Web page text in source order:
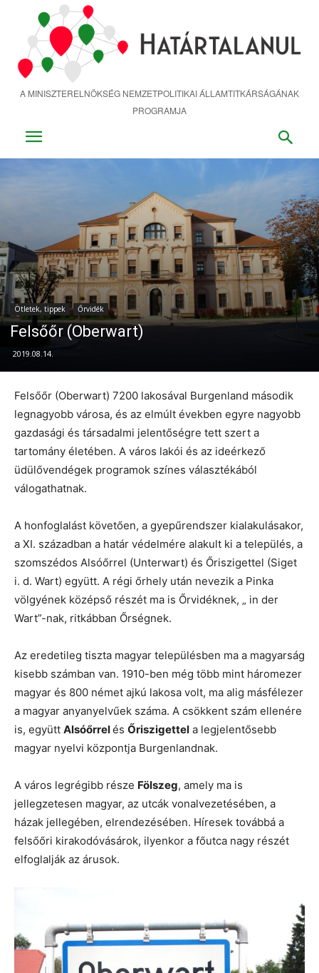
tartalomra
A MINISZTERELNÖKSÉG NEMZETPOLITIKAI ÁLLAMTITKÁRSÁGÁNAK
PROGRAMJA
Ötletek, tippek Őrvidék
Felsőőr (Oberwart)
2019.08.14.
Felsőőr (Oberwart) 7200 lakosával Burgenland második
legnagyobb városa, és az elmúlt években egyre nagyobb
gazdasági és társadalmi jelentőségre tett szert a
tartomány életében. A város lakói és az ideérkező
üdülővendégek programok színes választékából
válogathatnak.
A honfoglalást követően, a gyepűrendszer kialakulásakor,
a XI. században a határ védelmére alakult ki a település, a
szomszédos Alsóőrrel (Unterwart) és Őriszigettel (Siget
i. d. Wart) együtt. A régi őrhely után nevezik a Pinka
völgyének középső részét ma is Őrvidéknek, „ in der
Wart”-nak, ritkábban Őrségnek.
Az eredetileg tiszta magyar településben ma a magyarság
kisebb számban van. 1910-ben még több mint háromezer
magyar és 800 német ajkú lakosa volt, ma alig másfélezer
a magyar anyanyelvűek száma. A csökkent szám ellenére
is, együtt Alsóőrrelés Őriszigettel a legjelentősebb
magyar nyelvi központja Burgenlandnak.
A város legrégibb része Fölszeg, amely ma is
jellegzetesen magyar, az utcák vonalvezetésében, a
házak jellegében, elrendezésében. Híresek továbbá a
felsőőri kirakodóvásárok, ilyenkor a főutca nagy részét
elfoglalják az árusok.